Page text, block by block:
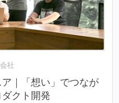
社
｜「想い」でつなが
クト開発